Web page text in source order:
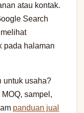
atau kontak.
Search
pada halaman
untuk usaha?
sampel,
panduan jual